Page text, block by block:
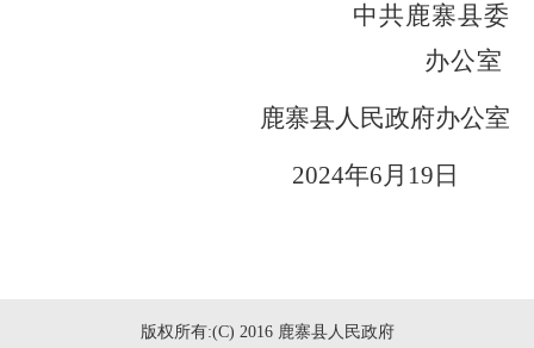
中共鹿寨县委
办公室
鹿寨县人民政府办公室
2024年6月 19 日
版权所有:(C) 2016 鹿寨县人民政府